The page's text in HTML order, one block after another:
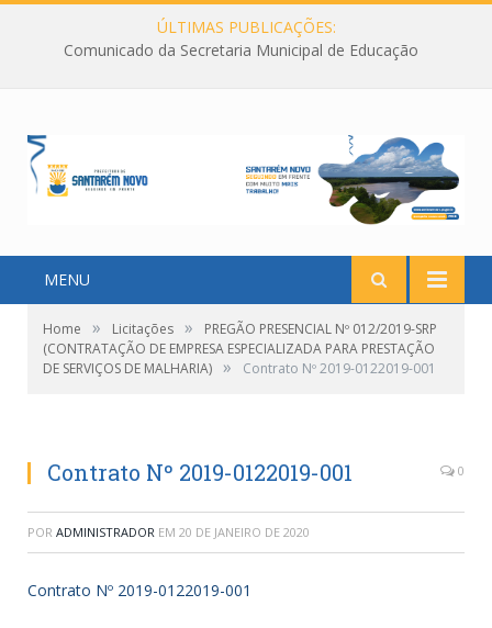
ÚLTIMAS PUBLICAÇÕES:
Comunicado da Secretaria Municipal de Educação
MENU
Home » Licitações »
PREGÃO PRESENCIAL Nº 012/2019-SRP
(CONTRATAÇÃO DE EMPRESA ESPECIALIZADA PARA PRESTAÇÃO
DE SERVIÇOS DE MALHARIA) » Contrato Nº 2019-0122019-001
Contrato Nº 2019-0122019-001 0
POR ADMINISTRADOR EM 20 DE JANEIRO DE 2020
Contrato Nº 2019-0122019-001